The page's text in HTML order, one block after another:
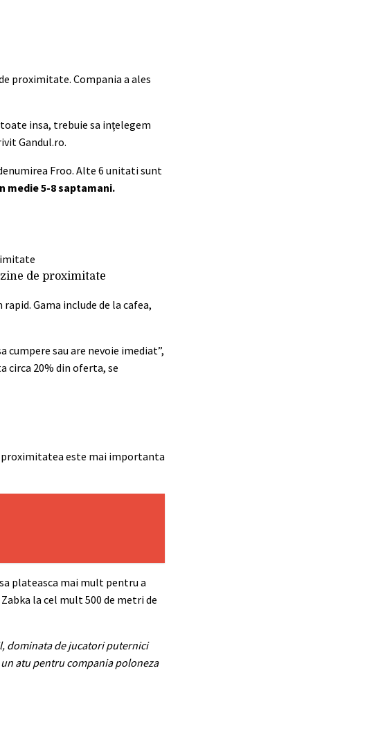
proximitate. Compania a ales
insa, trebuie sa inţelegem
Gandul.ro.
Froo. Alte 6 unitati sunt
medie 5-8 saptamani.
de proximitate
Gama include de la cafea,
cumpere sau are nevoie imediat”,
circa 20% din oferta, se
proximitatea este mai importanta
plateasca mai mult pentru a
la cel mult 500 de metri de
dominata de jucatori puternici
atu pentru compania poloneza